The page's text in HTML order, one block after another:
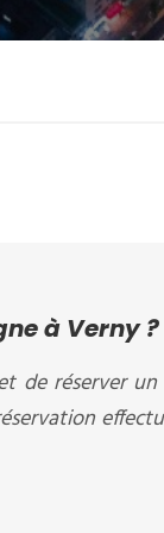
à Verny ?
de réserver un